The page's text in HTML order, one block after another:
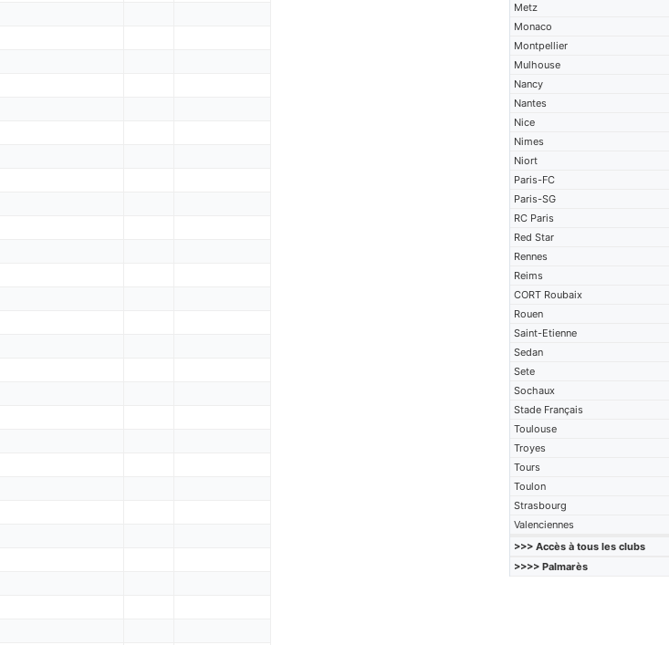
Metz
Monaco
Montpellier
Mulhouse
Nancy
Nantes
Nice
Nimes
Niort
Paris-FC
Paris-SG
RC Paris
Red Star
Rennes
Reims
CORT Roubaix
Rouen
Saint-Etienne
Sedan
Sete
Sochaux
Stade Français
Toulouse
Troyes
Tours
Toulon
Strasbourg
Valenciennes
>>> Accès à tous les clubs
>>>> Palmarès